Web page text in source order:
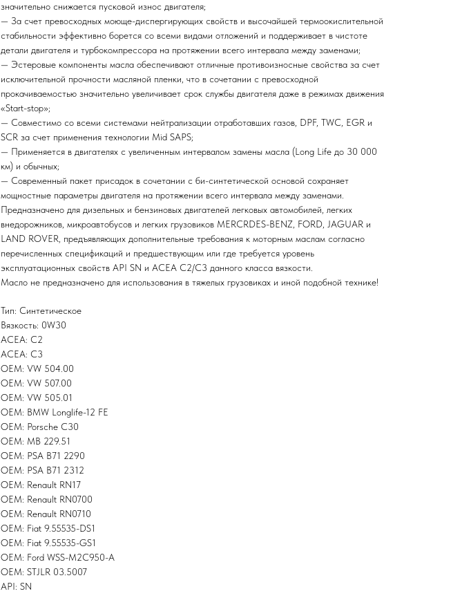
значительно снижается пусковой износ двигателя;
— За счет превосходных моюще-диспергирующих свойств и высочайшей термоокислительной
стабильности эффективно борется со всеми видами отложений и поддерживает в чистоте
детали двигателя и турбокомпрессора на протяжении всего интервала между заменами;
— Эстеровые компоненты масла обеспечивают отличные противоизносные свойства за счет
исключительной прочности масляной пленки, что в сочетании с превосходной
прокачиваемостью значительно увеличивает срок службы двигателя даже в режимах движения
«Start-stop»;
— Совместимо со всеми системами нейтрализации отработавших газов, DPF, TWC, EGR и
SCR за счет применения технологии Mid SAPS;
— Применяется в двигателях с увеличенным интервалом замены масла (Long Life до 30 000
км) и обычных;
— Современный пакет присадок в сочетании с би-синтетической основой сохраняет
мощностные параметры двигателя на протяжении всего интервала между заменами.
Предназначено для дизельных и бензиновых двигателей легковых автомобилей, легких
внедорожников, микроавтобусов и легких грузовиков MERCRDES-BENZ, FORD, JAGUAR и
LAND ROVER, предъявляющих дополнительные требования к моторным маслам согласно
перечисленных спецификаций и предшествующим или где требуется уровень
эксплуатационных свойств API SN и ACEA C2/C3 данного класса вязкости.
Масло не предназначено для использования в тяжелых грузовиках и иной подобной технике!
Тип: Синтетическое
Вязкость: 0W30
ACEA: C2
ACEA: C3
OEM: VW 504.00
OEM: VW 507.00
OEM: VW 505.01
OEM: BMW Longlife-12 FE
OEM: Porsche C30
OEM: MB 229.51
OEM: PSA B71 2290
OEM: PSA B71 2312
OEM: Renault RN17
OEM: Renault RN0700
OEM: Renault RN0710
OEM: Fiat 9.55535-DS1
OEM: Fiat 9.55535-GS1
OEM: Ford WSS-M2C950-A
OEM: STJLR 03.5007
API: SN